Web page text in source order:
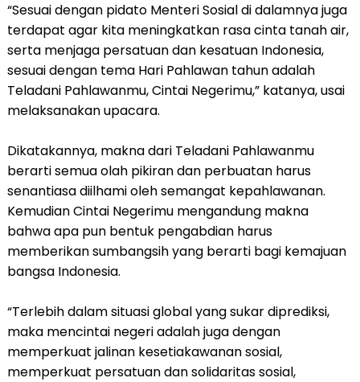
“Sesuai dengan pidato Menteri Sosial di dalamnya juga
terdapat agar kita meningkatkan rasa cinta tanah air,
serta menjaga persatuan dan kesatuan Indonesia,
sesuai dengan tema Hari Pahlawan tahun adalah
Teladani Pahlawanmu, Cintai Negerimu,” katanya, usai
melaksanakan upacara.
Dikatakannya, makna dari Teladani Pahlawanmu
berarti semua olah pikiran dan perbuatan harus
senantiasa diilhami oleh semangat kepahlawanan.
Kemudian Cintai Negerimu mengandung makna
bahwa apa pun bentuk pengabdian harus
memberikan sumbangsih yang berarti bagi kemajuan
bangsa Indonesia.
“Terlebih dalam situasi global yang sukar diprediksi,
maka mencintai negeri adalah juga dengan
memperkuat jalinan kesetiakawanan sosial,
memperkuat persatuan dan solidaritas sosial,